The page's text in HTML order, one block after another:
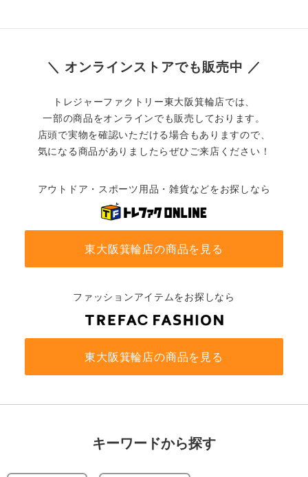
＼ オンラインストアでも販売中 ／
トレジャーファクトリー東大阪箕輪店では、
一部の商品をオンラインでも販売しております。
店頭で実物を確認いただける場合もありますので、
気になる商品がありましたらぜひご来店ください！
アウトドア・スポーツ用品・雑貨などをお探しなら
東大阪箕輪店の商品を見る
ファッションアイテムをお探しなら
東大阪箕輪店の商品を見る
キーワードから探す